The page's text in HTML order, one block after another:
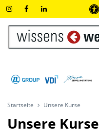
Startseite Unsere Kurse
Unsere Kurse